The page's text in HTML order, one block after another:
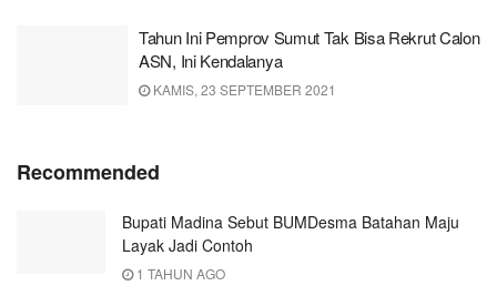
Tahun Ini Pemprov Sumut Tak Bisa Rekrut Calon
ASN, Ini Kendalanya
KAMIS, 23 SEPTEMBER 2021
Recommended
Bupati Madina Sebut BUMDesma Batahan Maju
Layak Jadi Contoh
1 TAHUN AGO